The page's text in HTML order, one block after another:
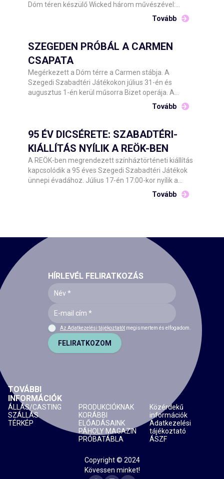
Dóm téren készülő Wicked három művészével:
Udvaros Dorottyával, Csonka Andrással és Tóth
Tovább
SZEGEDEN PRÓBÁL A CARMEN
CSAPATA
Megérkezett a Dóm térre a Carmen stábja. A
Szegedi Szabadtéri Játékokon július 31-én és
augusztus 1-én kerül műsorra Bizet operája. A
Csokonai Nemzeti Színház Debrecen előadásának
közreműködőit Barnák László főigazgató hétfő este
Tovább
95 ÉV DICSÉRETE: SZABADTÉRI-
KIÁLLÍTÁS NYÍLIK A REÖK-BEN
A REÖK-ben megrendezett színháztörténeti kiállítás
kapcsolódik a 95 éves Szegedi Szabadtéri Játékok
ünnepi évadához. Július 17-én 17:00-kor nyílik a
kétszintes tárlat, amelyet Barnák László főigazgató
és Tóth Károly képviselő, Szeged Megyei Jogú Város
Tovább
Copyright © 2024
Kövessen minket!
TOVÁBBI
INFORMÁCIÓK
ÁLLÁS/CASTING
SZÁLLÁS
TÉRKÉP
PRODUKCIÓKNAK
KORÁBBI
ELŐADÁSAINK
PÁHOLY MAGAZIN
PRÓBATÁBLA
Közérdekű
információk
Adatkezelési
tájékoztató
ÁSZF
HÍRLEVÉL FELIRATKOZÁS
Az Adatkezelési tájékoztatót megismertem és elfogadom.
FELIRATKOZOM